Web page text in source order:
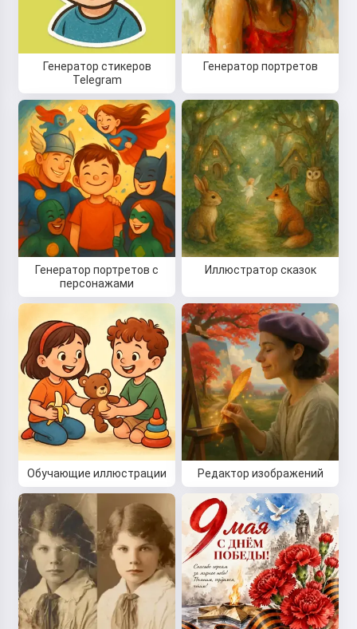
Генератор стикеров
Telegram
Генератор портретов
Генератор портретов с
персонажами
Иллюстратор сказок
Обучающие иллюстрации Редактор изображений